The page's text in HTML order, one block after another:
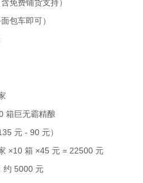
免费铺货支持）
包车即可）
箱巨无霸精酿
元 - 90 元）
×10 箱 ×45 元 = 22500 元
约 5000 元